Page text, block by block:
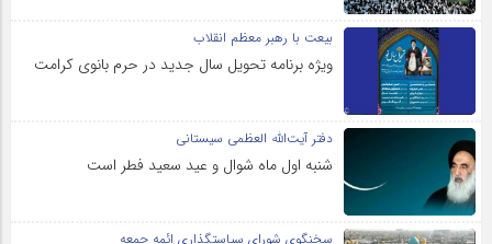
بیعت با رهبر معظم انقلاب
ویژه برنامه تحویل سال جدید در حرم بانوی کرامت
دفتر آیت‌الله العظمی سیستانی
شنبه اول ماه شوال و عید سعید فطر است
سخنگوی شورای سیاستگذاری ائمه جمعه